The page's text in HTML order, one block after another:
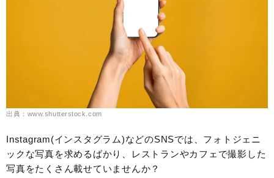
出典：www.shutterstock.com
Instagram(インスタグラム)などのSNSでは、フォトジェニ
ックな写真を求めるばかり、レストランやカフェで撮影した
写真をたくさん載せていませんか？